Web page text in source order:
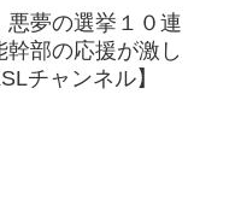
悪夢の選挙１０連
部の応援が激し
チャンネル】